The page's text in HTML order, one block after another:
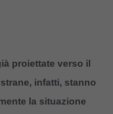
proiettate verso il
infatti, stanno
la situazione